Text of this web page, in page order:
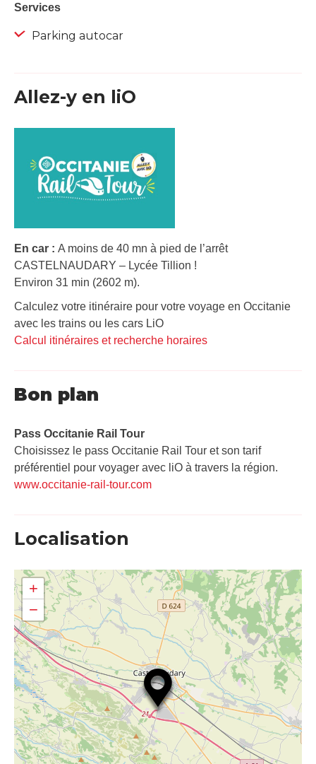
Services
Parking autocar
Allez-y en liO
En car : A moins de 40 mn à pied de l’arrêt
CASTELNAUDARY – Lycée Tillion !
Environ 31 min (2602 m).
Calculez votre itinéraire pour votre voyage en Occitanie
avec les trains ou les cars LiO
Calcul itinéraires et recherche horaires
Bon plan
Pass Occitanie Rail Tour​
Choisissez le pass Occitanie Rail Tour et son tarif
préférentiel pour voyager avec liO à travers la région.
www.occitanie-rail-tour.com
Localisation
+
−